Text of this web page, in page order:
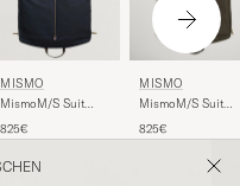
MISMO
MismoM/S Suit
Brown
825€
MISMO
MismoM/S Suit
Brown
825€